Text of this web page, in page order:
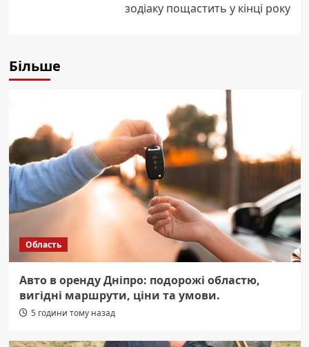
зодіаку пощастить у кінці року
Більше
Область
Авто в оренду Дніпро: подорожі областю,
вигідні маршрути, ціни та умови.
5 години тому назад